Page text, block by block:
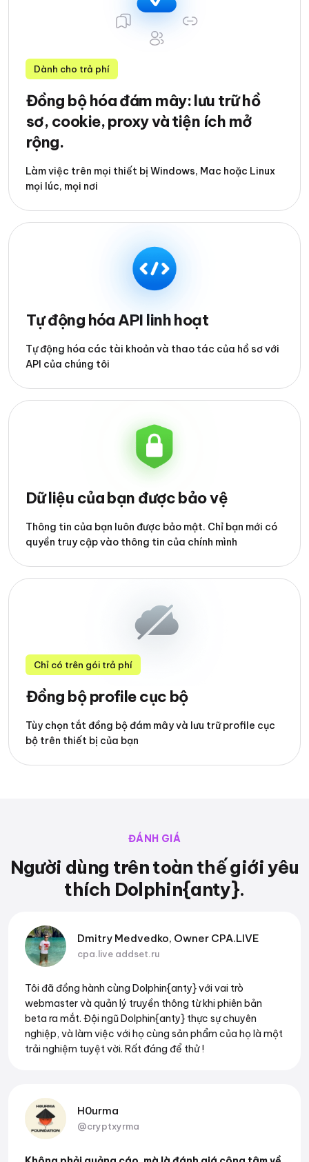
Dành cho trả phí
Đồng bộ hóa đám mây: lưu trữ hồ
sơ, cookie, proxy và tiện ích mở
rộng.
Làm việc trên mọi thiết bị Windows, Mac hoặc Linux
mọi lúc, mọi nơi
Tự động hóa API linh hoạt
Tự động hóa các tài khoản và thao tác của hồ sơ với
API của chúng tôi
Dữ liệu của bạn được bảo vệ
Thông tin của bạn luôn được bảo mật. Chỉ bạn mới có
quyền truy cập vào thông tin của chính mình
Chỉ có trên gói trả phí
Đồng bộ profile cục bộ
Tùy chọn tắt đồng bộ đám mây và lưu trữ profile cục
bộ trên thiết bị của bạn
ĐÁNH GIÁ
Người dùng trên toàn thế giới yêu
thích Dolphin{anty}.
Dmitry Medvedko, Owner CPA.LIVE
cpa.live addset.ru
Tôi đã đồng hành cùng Dolphin{anty} với vai trò
webmaster và quản lý truyền thông từ khi phiên bản
beta ra mắt. Đội ngũ Dolphin{anty} thực sự chuyên
nghiệp, và làm việc với họ cùng sản phẩm của họ là một
trải nghiệm tuyệt vời. Rất đáng để thử !
H0urma
@cryptxyrma